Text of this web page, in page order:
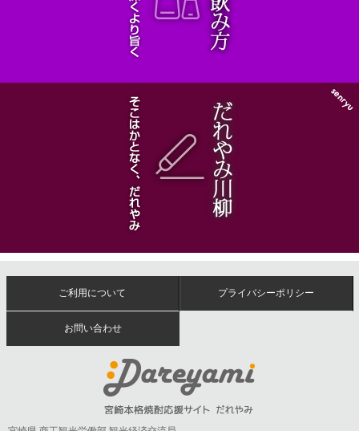
ご利用について プライバシーポリシー
お問い合わせ